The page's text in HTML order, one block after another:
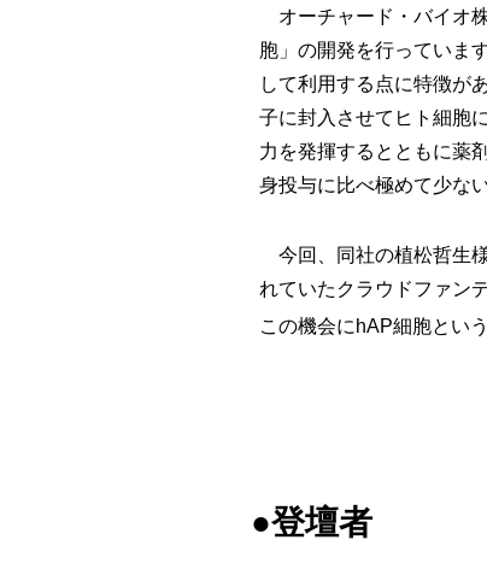
オーチャード・バイオ
胞」の開発を行っていま
して利用する点に特徴が
子に封入させてヒト細胞
力を発揮するとともに薬
身投与に比べ極めて少な
今回、同社の植松哲生
れていたクラウドファン
この機会にhAP細胞とい
●登壇者